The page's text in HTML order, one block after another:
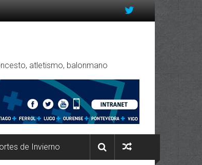
atletismo, balonmano
de Invierno